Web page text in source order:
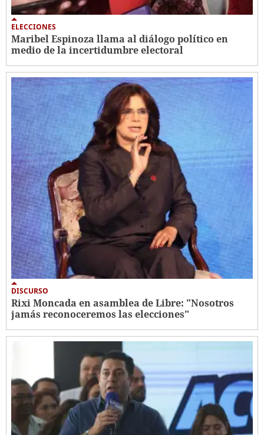
ELECCIONES
Maribel Espinoza llama al diálogo político en
medio de la incertidumbre electoral
DISCURSO
Rixi Moncada en asamblea de Libre: "Nosotros
jamás reconoceremos las elecciones"